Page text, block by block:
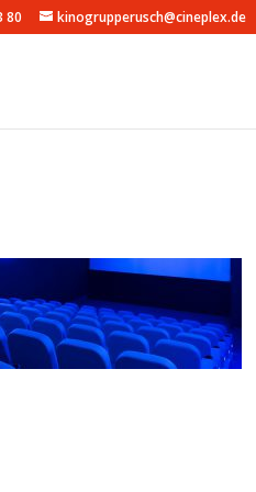
80 kinogrupperusch@cineplex.de